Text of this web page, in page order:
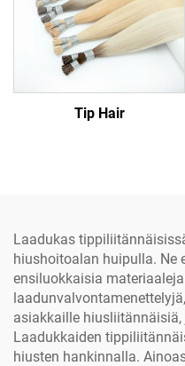
Tip Hair
Laadukas
hiushoitoalan huipulla. Ne
ensiluokkaisia
asiakkaille
Laadukkaiden
hiusten hankinnalla.